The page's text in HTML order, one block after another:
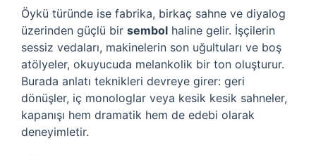
Öykü türünde ise fabrika, birkaç sahne ve diyalog
üzerinden güçlü bir sembol haline gelir. İşçilerin
sessiz vedaları, makinelerin son uğultuları ve boş
atölyeler, okuyucuda melankolik bir ton oluşturur.
Burada anlatı teknikleri devreye girer: geri
dönüşler, iç monologlar veya kesik kesik sahneler,
kapanışı hem dramatik hem de edebi olarak
deneyimletir.